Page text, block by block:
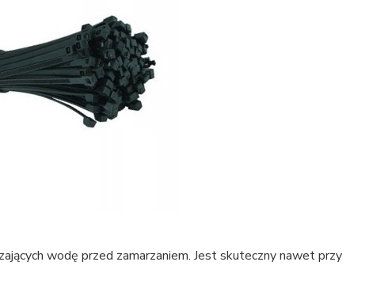
wodę przed zamarzaniem. Jest skuteczny nawet przy